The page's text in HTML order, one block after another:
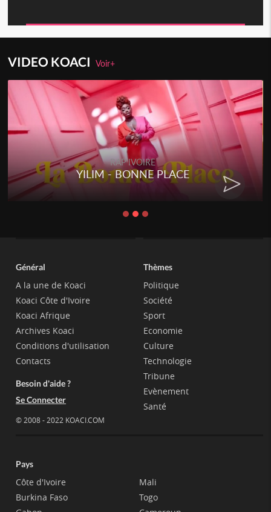
VIDEO KOACIVoir+
RAP IVOIRE
YILIM - BONNE PLACE
Général
A la une de Koaci
Koaci Côte d'Ivoire
Koaci Afrique
Archives Koaci
Conditions d'utilisation
Contacts
Besoin d'aide ?
Se Connecter
© 2008 - 2022 KOACI.COM
Thèmes
Politique
Société
Sport
Economie
Culture
Technologie
Tribune
Evènement
Santé
Pays
Côte d'Ivoire
Burkina Faso
Mali
Togo